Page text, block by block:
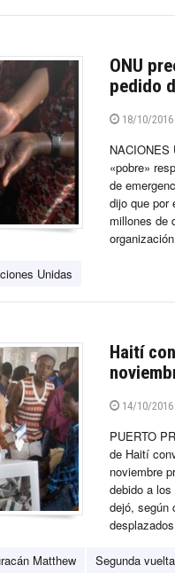
ONU
pedido
18/10/2016
NACIONES
«pobre»
de
dijo que por
millones de
Unidas
Haití
14/10/2016
PUERTO
de Haití
noviembre
debido a
dejó, según
Matthew Segunda vuelta